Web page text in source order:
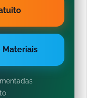
Materiais